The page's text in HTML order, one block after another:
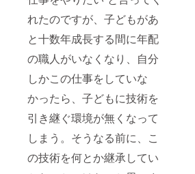
れたのですが、子どもがあ
と十数年成長する間に年配
の職人がいなくなり、自分
しかこの仕事をしていな
かったら、子どもに技術を
引き継ぐ環境が無くなって
しまう。そうなる前に、こ
の技術を何とか継承してい